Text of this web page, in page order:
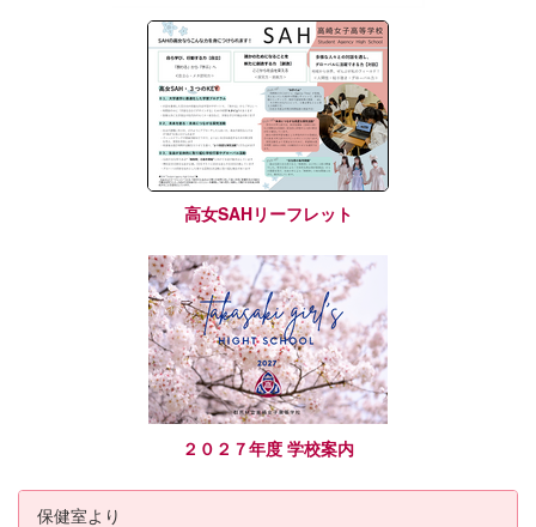
高女SAHリーフレット
２０２７年度 学校案内
保健室より